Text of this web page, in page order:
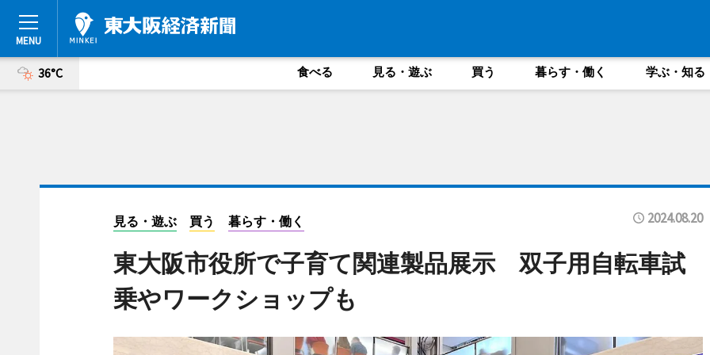
36°C 食べる 見る・遊ぶ 買う 暮らす・働く 学ぶ・知る
見る・遊ぶ 買う 暮らす・働く 2024.08.20
東大阪市役所で子育て関連製品展示 双子用自転車試
乗やワークショップも